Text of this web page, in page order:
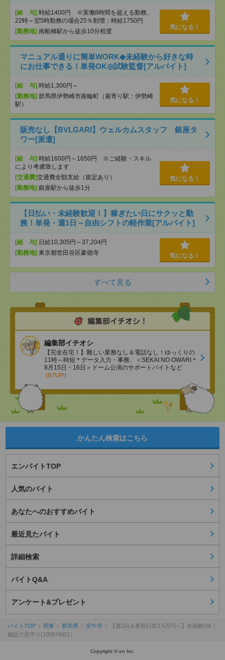
[給 与] 時給1400円 ※実働8時間を超える勤務、
22時～翌5時勤務の場合25％割増：時給1750円
[勤務地] 南船橋駅から徒歩10分程度
気になる！
マニュアル通りに簡単WORK◆未経験から好きな時
にお仕事できる！単発OK◎試験監督[アルバイト]
[給 与] 時給1,300円～
[勤務地] 群馬県伊勢崎市曲輪町（最寄り駅：伊勢崎
駅）
気になる！
販売なし【BVLGARI】ウェルカムスタッフ 銀座タ
ワー[派遣]
[給 与] 時給1600円～1650円 ※ご経験・スキル
により考慮致します
[交通費]交通費全額支給（規定あり）
[勤務地] 銀座駅から徒歩1分
気になる！
【日払い・未経験歓迎！】稼ぎたい日にサクッと勤
務！単発・週1日～自由シフトの軽作業[アルバイト]
[給 与] 日給10,305円～37,204円
[勤務地] 東京都世田谷区豪徳寺 気になる！
すべて見る
編集部イチオシ
【完全在宅！】難しい業務なし＆電話なし！ゆっくりの
11時～時短＊データ入力・事務、＜SEKAI NO OWARI＊
8月15日・16日＞ドーム公演のサポートバイトなど
(8/7UP!)
かんたん検索はこちら
エンバイトTOP
人気のバイト
あなたへのおすすめバイト
最近見たバイト
詳細検索
バイトQ&A
アンケート&プレゼント
バイトTOP 関東 群馬県 安中市
【週2回＆夜勤日収2.5万円～】未経験OK！
施設で見守り(105874021）
Copyright © en Inc.